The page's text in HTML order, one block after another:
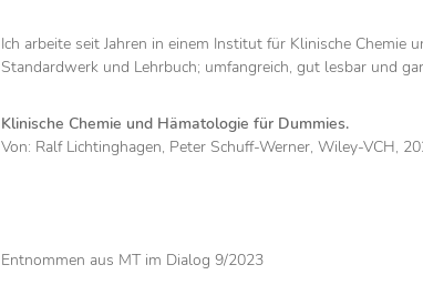
Ich arbeite seit Jahren in einem Institut für Klinische Chemie
Standardwerk und Lehrbuch; umfangreich, gut lesbar und
Klinische Chemie und Hämatologie für Dummies.
Von: Ralf Lichtinghagen, Peter Schuff-Werner, Wiley-VCH,
Entnommen aus MT im Dialog 9/2023